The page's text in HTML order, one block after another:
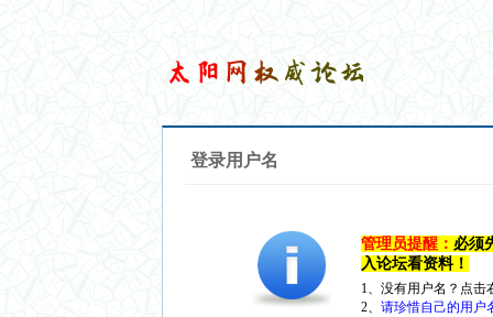
登录用户名
管理员提醒： 必须
入论坛看资料！
1、没有用户名？点
2、 请珍惜自己的用户